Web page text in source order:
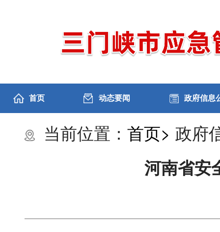
首页 动态要闻 政府信息
当前位置： 首页> 政府
河南省安